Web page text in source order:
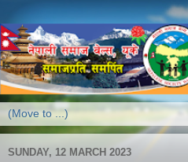
SUNDAY, 12 MARCH 2023